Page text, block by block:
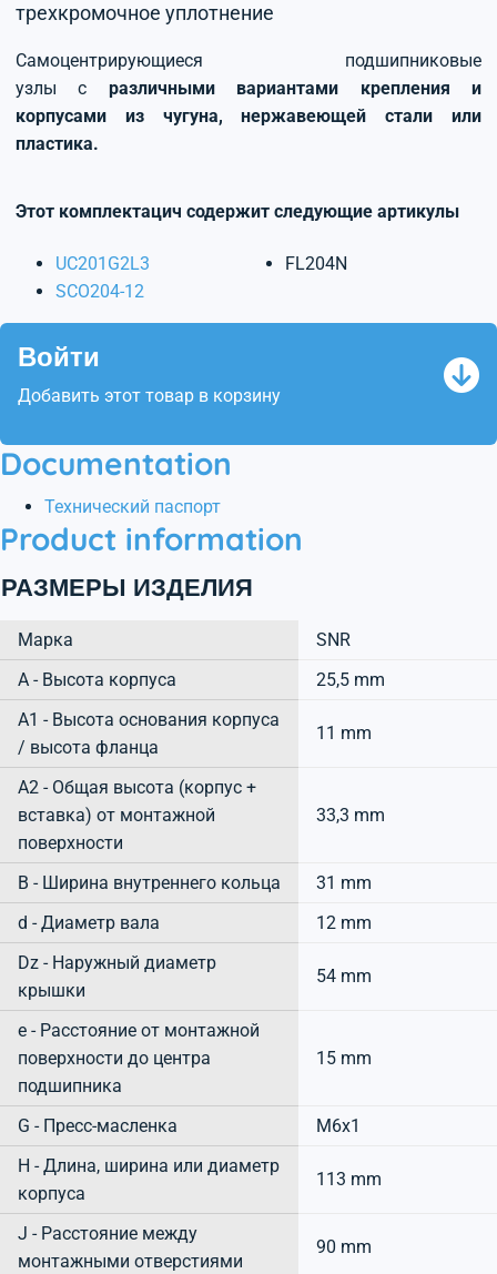
трехкромочное уплотнение
Самоцентрирующиеся подшипниковые
узлы с различными вариантами крепления и
корпусами из чугуна, нержавеющей стали или
пластика.
Этот комплектацич содержит следующие артикулы
UC201G2L3
SCO204-12
FL204N
Войти
Добавить этот товар в корзину
Documentation
Технический паспорт
Product information
РАЗМЕРЫ ИЗДЕЛИЯ
Марка
SNR
А - Высота корпуса
25,5 mm
A1 - Высота основания корпуса
/ высота фланца
11 mm
A2 - Общая высота (корпус +
вставка) от монтажной
поверхности
33,3 mm
B - Ширина внутреннего кольца
31 mm
d - Диаметр вала
12 mm
Dz - Наружный диаметр
крышки
54 mm
e - Расстояние от монтажной
поверхности до центра
подшипника
15 mm
G - Пресс-масленка
M6x1
H - Длина, ширина или диаметр
корпуса
113 mm
J - Расстояние между
монтажными отверстиями
90 mm